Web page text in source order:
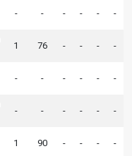
- - - - - -
1 76 - - - -
- - - - - -
- - - - - -
1 90 - - - -